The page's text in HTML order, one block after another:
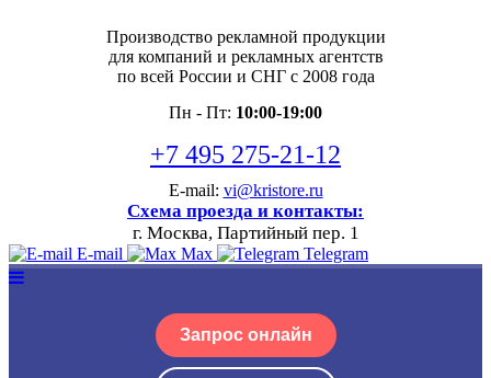
Производство рекламной продукции
для компаний и рекламных агентств
по всей России и СНГ с 2008 года
Пн - Пт: 10:00-19:00
+7 495 275-21-12
E-mail: vi@kristore.ru
Схема проезда и контакты:
г. Москва, Партийный пер. 1
E-mail Max Telegram
Запрос онлайн